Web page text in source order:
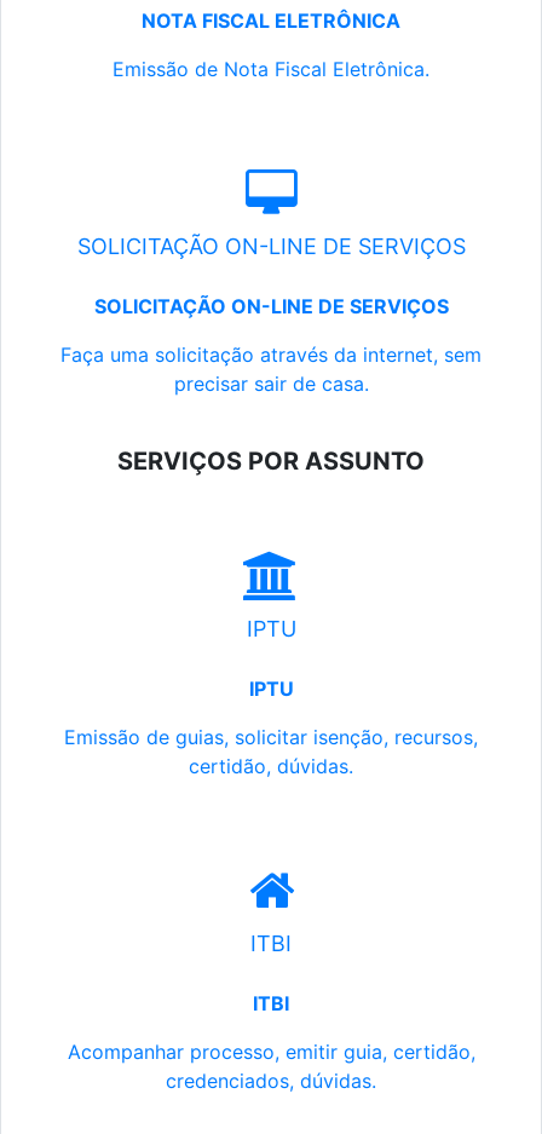
NOTA FISCAL ELETRÔNICA
Emissão de Nota Fiscal Eletrônica.
SOLICITAÇÃO ON-LINE DE SERVIÇOS
SOLICITAÇÃO ON-LINE DE SERVIÇOS
Faça uma solicitação através da internet, sem
precisar sair de casa.
SERVIÇOS POR ASSUNTO
IPTU
IPTU
Emissão de guias, solicitar isenção, recursos,
certidão, dúvidas.
ITBI
ITBI
Acompanhar processo, emitir guia, certidão,
credenciados, dúvidas.